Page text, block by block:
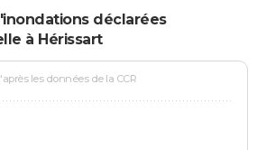
déclarées
à Hérissart
les données de la CCR